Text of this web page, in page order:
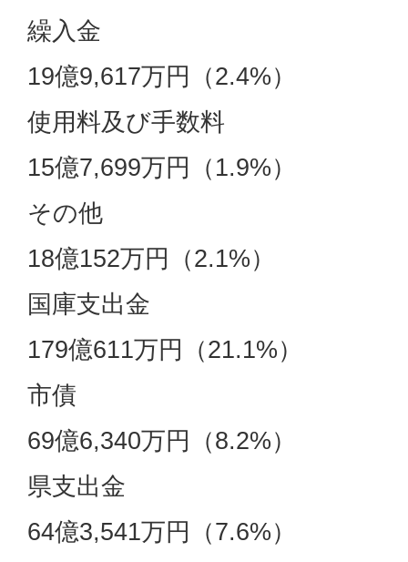
繰入金
19億9,617万円（2.4%）
使用料及び手数料
15億7,699万円（1.9%）
その他
18億152万円（2.1%）
国庫支出金
179億611万円（21.1%）
市債
69億6,340万円（8.2%）
県支出金
64億3,541万円（7.6%）